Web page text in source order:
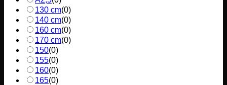
130 cm(0)
140 cm(0)
160 cm(0)
170 cm(0)
150(0)
155(0)
160(0)
165(0)